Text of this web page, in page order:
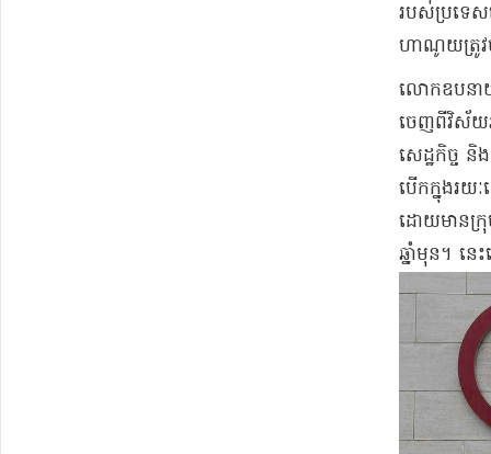
របស់​ប្រទេ
ហាណូយ​ត្រូវ
លោក​ឧបនាយ
ចេញពី​វិស័យ​អ
សេដ្ឋកិច្ច
បើក​ក្នុង​រយ
ដោយមាន​ក្
ឆ្នាំមុន​។ ន